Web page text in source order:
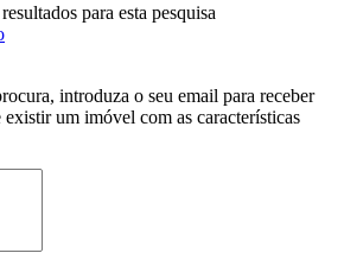
para esta pesquisa
introduza o seu email para receber
um imóvel com as características